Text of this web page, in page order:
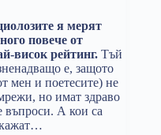
я мерят
повече от
висок рейтинг. Тъй
е, защото
мен и поетесите) не
но имат здраво
въпроси. А кои са
кажат…